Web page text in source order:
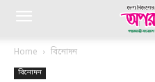
Home বিনোদন
বিনোদন